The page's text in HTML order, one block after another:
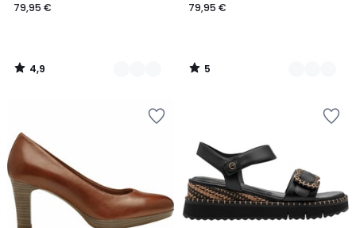
79,95 €
4,9
/
79,95 €
5
/